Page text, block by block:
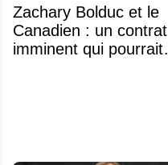
Zachary Bolduc et le
Canadien : un contrat
imminent qui pourrait